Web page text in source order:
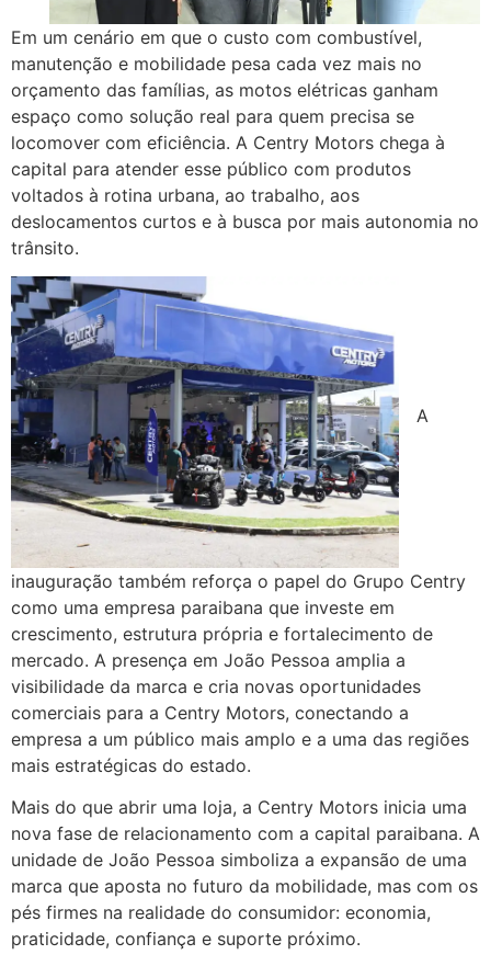
Em um cenário em que o custo com combustível,
manutenção e mobilidade pesa cada vez mais no
orçamento das famílias, as motos elétricas ganham
espaço como solução real para quem precisa se
locomover com eficiência. A Centry Motors chega à
capital para atender esse público com produtos
voltados à rotina urbana, ao trabalho, aos
deslocamentos curtos e à busca por mais autonomia no
trânsito.
A
inauguração também reforça o papel do Grupo Centry
como uma empresa paraibana que investe em
crescimento, estrutura própria e fortalecimento de
mercado. A presença em João Pessoa amplia a
visibilidade da marca e cria novas oportunidades
comerciais para a Centry Motors, conectando a
empresa a um público mais amplo e a uma das regiões
mais estratégicas do estado.
Mais do que abrir uma loja, a Centry Motors inicia uma
nova fase de relacionamento com a capital paraibana. A
unidade de João Pessoa simboliza a expansão de uma
marca que aposta no futuro da mobilidade, mas com os
pés firmes na realidade do consumidor: economia,
praticidade, confiança e suporte próximo.